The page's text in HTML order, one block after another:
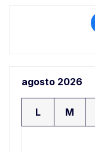
agosto 2026
L M